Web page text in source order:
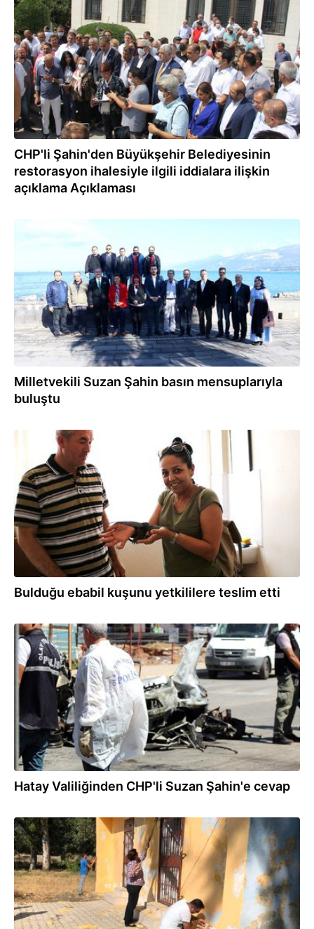
24.08.2021
CHP'li Şahin'den Büyükşehir Belediyesinin
restorasyon ihalesiyle ilgili iddialara ilişkin
açıklama Açıklaması
Milletvekili Suzan Şahin basın mensuplarıyla
buluştu
10.07.2019
Bulduğu ebabil kuşunu yetkililere teslim etti
05.07.2019
Hatay Valiliğinden CHP'li Suzan Şahin'e cevap
06.08.2018